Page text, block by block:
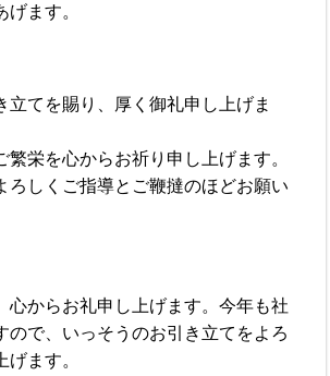
げます。
立てを賜り、厚く御礼申し上げま
繁栄を心からお祈り申し上げます。
ろしくご指導とご鞭撻のほどお願い
心からお礼申し上げます。今年も社
ので、いっそうのお引き立てをよろ
げます。